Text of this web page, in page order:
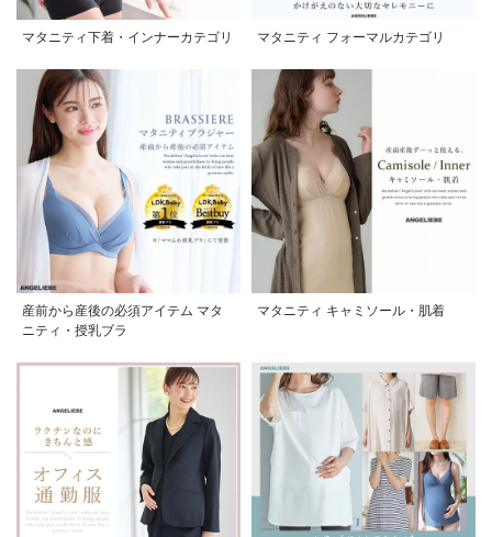
マタニティ下着・インナーカテゴリ マタニティ フォーマルカテゴリ
産前から産後の必須アイテム マタ
ニティ・授乳ブラ
マタニティ キャミソール・肌着